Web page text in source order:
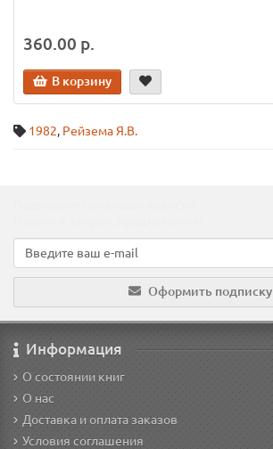
360.00 р.
В корзину
1982, Рейзема Я.В.
Оформить подписку
Информация
О состоянии книг
О нас
Доставка и оплата заказов
Условия соглашения